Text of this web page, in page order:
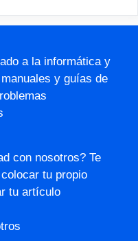
a la informática y
y guías de
con nosotros? Te
tu propio
tu artículo